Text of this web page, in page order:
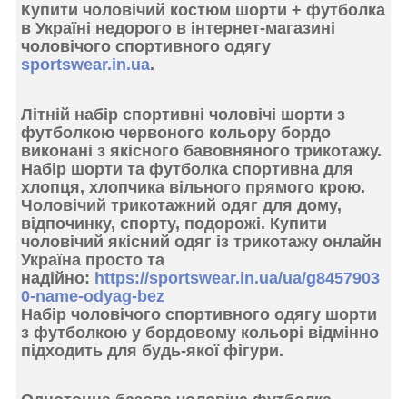
Купити чоловічий костюм шорти + футболка
в Україні недорого в інтернет-магазині
чоловічого спортивного одягу
sportswear.in.ua.
Літній набір спортивні чоловічі шорти з
футболкою червоного кольору бордо
виконані з якісного бавовняного трикотажу.
Набір шорти та футболка спортивна для
хлопця, хлопчика вільного прямого крою.
Чоловічий трикотажний одяг для дому,
відпочинку, спорту, подорожі. Купити
чоловічий якісний одяг із трикотажу онлайн
Україна просто та
надійно: https://sportswear.in.ua/ua/g8457903
0-name-odyag-bez
Набір чоловічого спортивного одягу шорти
з футболкою у бордовому кольорі відмінно
підходить для будь-якої фігури.